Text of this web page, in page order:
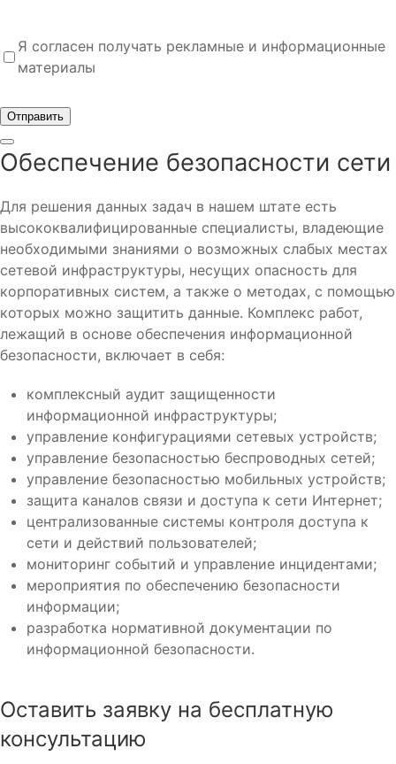
Я согласен получать рекламные и информационные
материалы
Отправить
Обеспечение безопасности сети
Для решения данных задач в нашем штате есть
высококвалифицированные специалисты, владеющие
необходимыми знаниями о возможных слабых местах
сетевой инфраструктуры, несущих опасность для
корпоративных систем, а также о методах, с помощью
которых можно защитить данные. Комплекс работ,
лежащий в основе обеспечения информационной
безопасности, включает в себя:
комплексный аудит защищенности
информационной инфраструктуры;
управление конфигурациями сетевых устройств;
управление безопасностью беспроводных сетей;
управление безопасностью мобильных устройств;
защита каналов связи и доступа к сети Интернет;
централизованные системы контроля доступа к
сети и действий пользователей;
мониторинг событий и управление инцидентами;
мероприятия по обеспечению безопасности
информации;
разработка нормативной документации по
информационной безопасности.
Оставить заявку на бесплатную
консультацию